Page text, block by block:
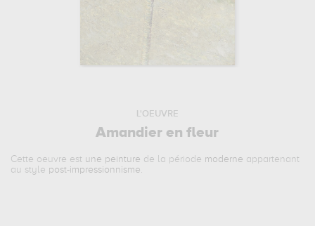
L'OEUVRE
Amandier en fleur
Cette oeuvre est une peinture de la période moderne appartenant
au style post-impressionnisme.